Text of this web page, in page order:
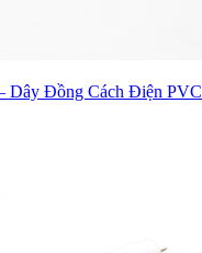
Đồng Cách Điện PVC